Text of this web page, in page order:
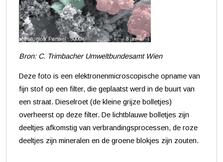
Bron: C. Trimbacher Umweltbundesamt Wien
Deze foto is een elektronenmicroscopische opname van
fijn stof op een filter, die geplaatst werd in de buurt van
een straat. Dieselroet (de kleine grijze bolletjes)
overheerst op deze filter. De lichtblauwe bolletjes zijn
deeltjes afkomstig van verbrandingsprocessen, de roze
deeltjes zijn mineralen en de groene blokjes zijn zouten.